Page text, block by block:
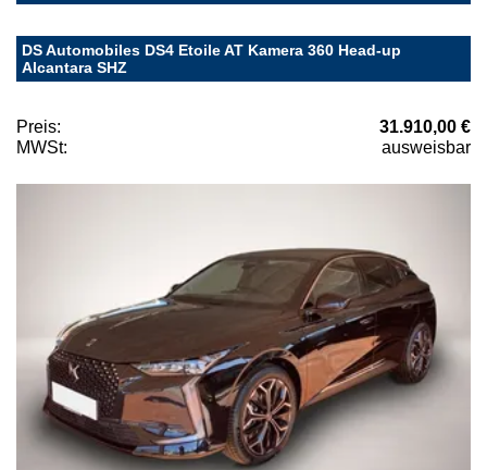
DS Automobiles DS4 Etoile AT Kamera 360 Head-up
Alcantara SHZ
Preis:
31.910,00 €
MWSt:
ausweisbar